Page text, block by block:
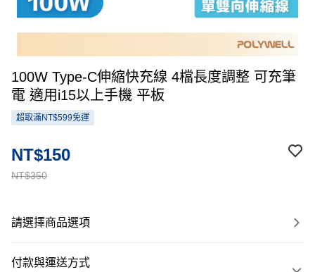
100W Type-C伸縮快充線 4檔長度調整 可充筆
電 適用i15以上手機 平板
超取滿NT$599免運
NT$350
NT$150
請選擇商品選項
付款與運送方式